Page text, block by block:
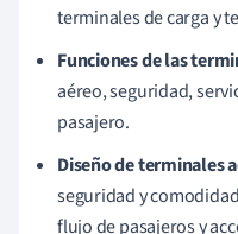
terminales de carga y
Funciones de las
aéreo, seguridad,
pasajero.
Diseño de terminales
seguridad y
flujo de pasajeros y